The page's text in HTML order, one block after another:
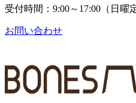
受付時間：9:00～17:00（日曜
お問い合わせ